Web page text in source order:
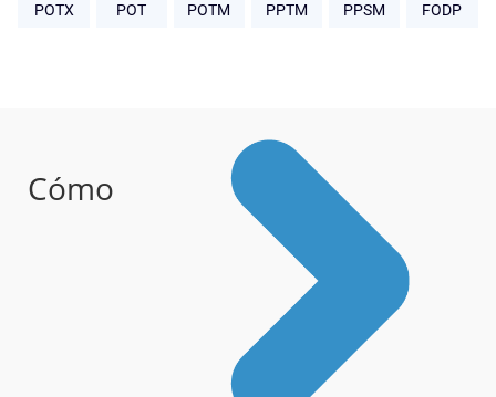
POTX
POT
POTM
PPTM
PPSM
FODP
Cómo